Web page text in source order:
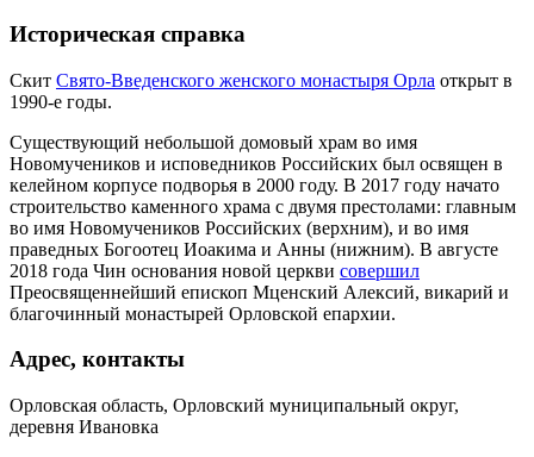
Историческая справка
Скит Свято-Введенского женского монастыря Орла открыт в
1990-е годы.
Существующий небольшой домовый храм во имя
Новомучеников и исповедников Российских был освящен в
келейном корпусе подворья в 2000 году. В 2017 году начато
строительство каменного храма с двумя престолами: главным
во имя Новомучеников Российских (верхним), и во имя
праведных Богоотец Иоакима и Анны (нижним). В августе
2018 года Чин основания новой церкви совершил
Преосвященнейший епископ Мценский Алексий, викарий и
благочинный монастырей Орловской епархии.
Адрес, контакты
Орловская область, Орловский муниципальный округ,
деревня Ивановка